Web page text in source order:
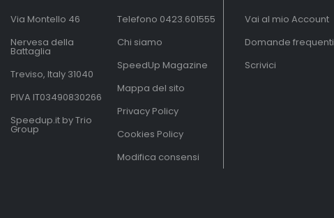
Via Montello 46
Nervesa della
Battaglia
Treviso, Italy 31040
PIVA IT03490830266
Speedup.it by Trio
Group
Telefono 0423.601555
Chi siamo
SpeedUp Magazine
Mappa del sito
Privacy Policy
Cookies Policy
Modifica consensi
Vai al mio Account
Domande frequenti
Scrivici